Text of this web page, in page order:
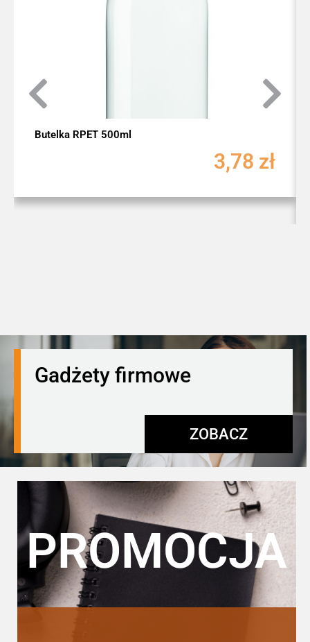
Butelka RPET 500ml
3,78 zł
Gadżety firmowe
ZOBACZ
PROMOCJA